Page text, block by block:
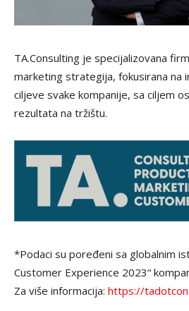
TA.Consulting je specijalizovana
marketing strategija, fokusirana na
ciljeve svake kompanije, sa ciljem
rezultata na tržištu.
*Podaci su poređeni sa globalnim
Customer Experience 2023“
Za više informacija: https://